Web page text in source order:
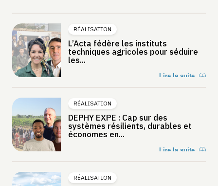
RÉALISATION
L’Acta fédère les instituts
techniques agricoles pour séduire
les...
Lire la suite
RÉALISATION
DEPHY EXPE : Cap sur des
systèmes résilients, durables et
économes en...
Lire la suite
RÉALISATION